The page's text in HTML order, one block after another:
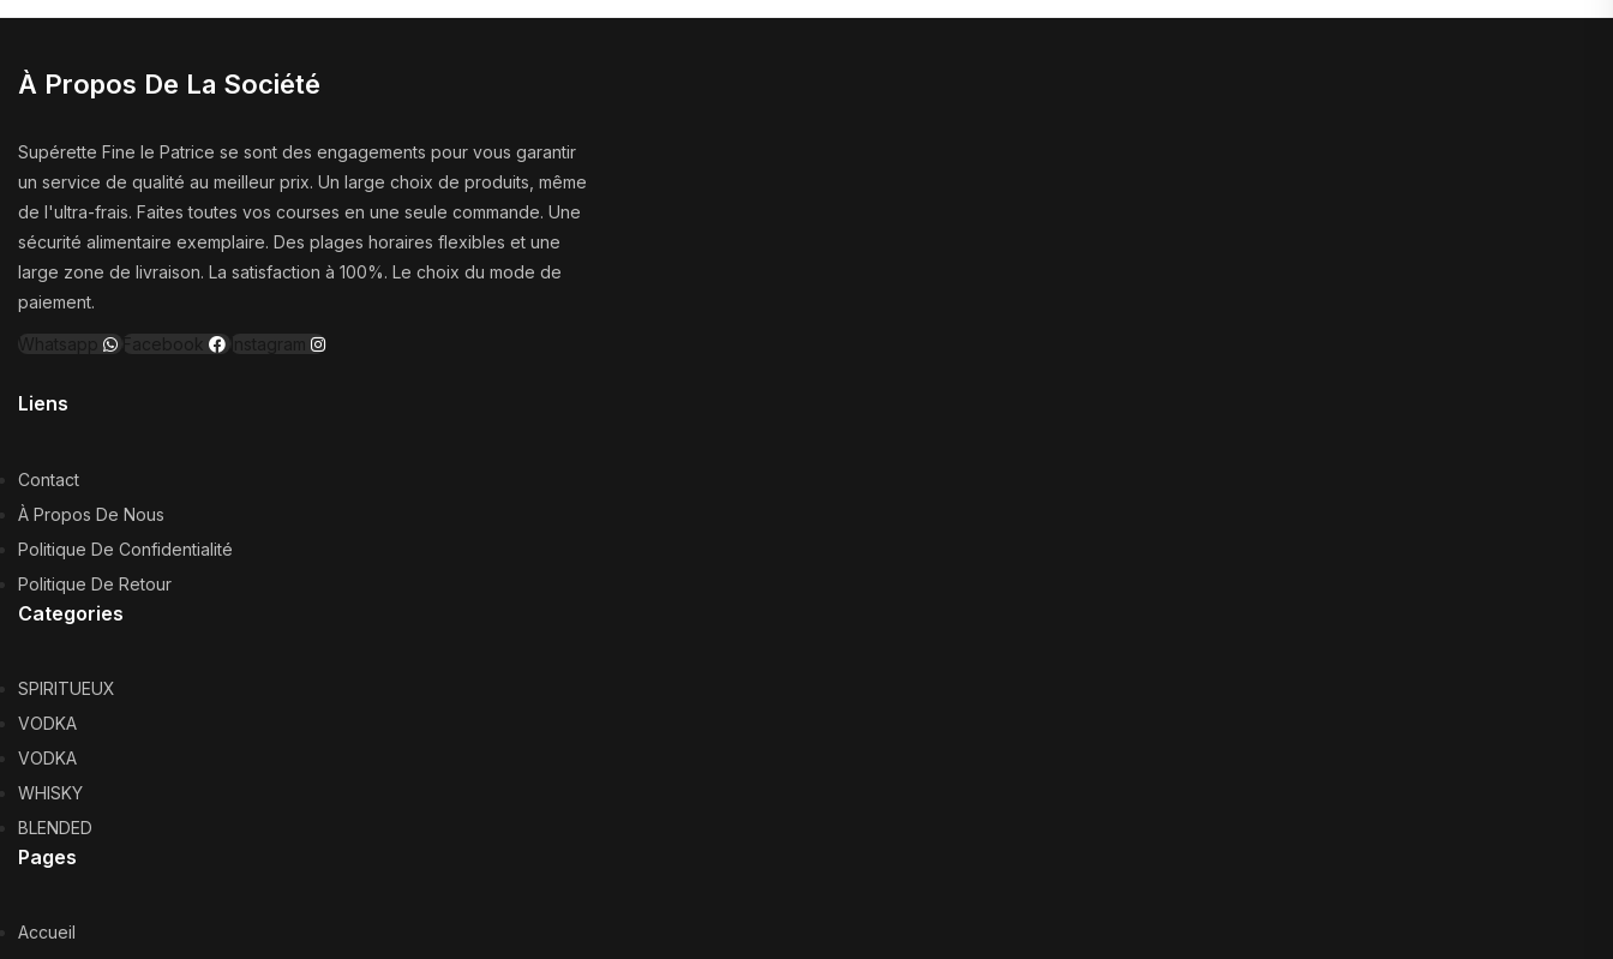
À Propos De La Société
Supérette Fine le Patrice se sont des engagements pour vous garantir
un service de qualité au meilleur prix. Un large choix de produits, même
de l'ultra-frais. Faites toutes vos courses en une seule commande. Une
sécurité alimentaire exemplaire. Des plages horaires flexibles et une
large zone de livraison. La satisfaction à 100%. Le choix du mode de
paiement.
Whatsapp Facebook Instagram
Liens
Contact
À Propos De Nous
Politique De Confidentialité
Politique De Retour
Categories
SPIRITUEUX
VODKA
VODKA
WHISKY
BLENDED
Pages
Accueil